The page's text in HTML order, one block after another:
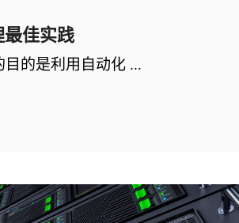
佳实践
的是利用自动化 ...